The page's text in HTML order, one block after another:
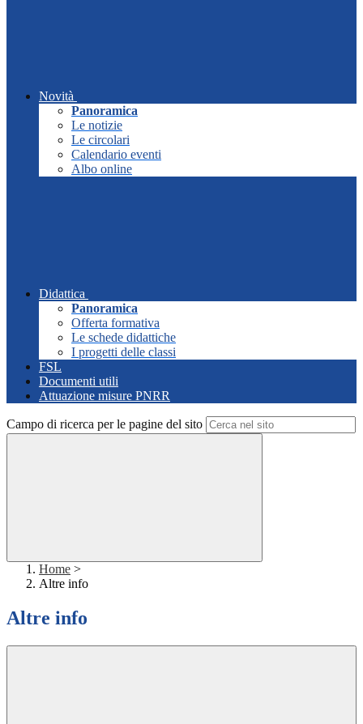
Novità
Panoramica
Le notizie
Le circolari
Calendario eventi
Albo online
Didattica
Panoramica
Offerta formativa
Le schede didattiche
I progetti delle classi
FSL
Documenti utili
Attuazione misure PNRR
Campo di ricerca per le pagine del sito
Home >
Altre info
Altre info